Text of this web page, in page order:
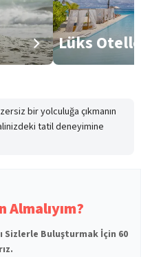
Lüks
bir yolculuğa çıkmanın
tatil deneyimine
Almalıyım?
Sizlerle Buluşturmak İçin 60